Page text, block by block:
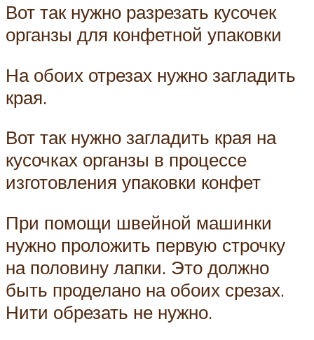
Вот так нужно разрезать кусочек
органзы для конфетной упаковки
На обоих отрезах нужно загладить
края.
Вот так нужно загладить края на
кусочках органзы в процессе
изготовления упаковки конфет
При помощи швейной машинки
нужно проложить первую строчку
на половину лапки. Это должно
быть проделано на обоих срезах.
Нити обрезать не нужно.